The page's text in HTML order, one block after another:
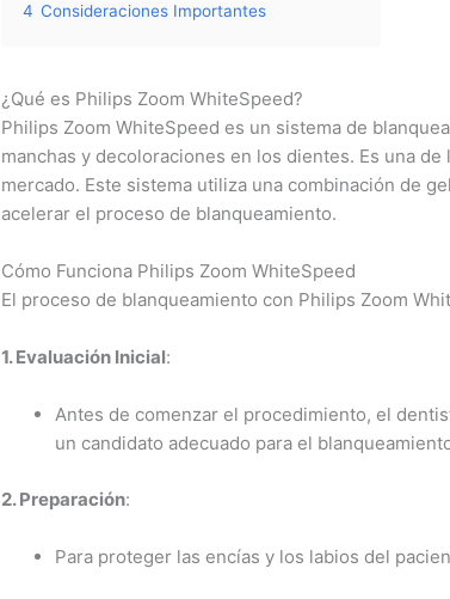
4 Consideraciones Importantes
¿Qué es Philips Zoom WhiteSpeed?
Philips Zoom WhiteSpeed es un sistema de
manchas y decoloraciones en los dientes. Es una
mercado. Este sistema utiliza una combinación de
acelerar el proceso de blanqueamiento.
Cómo Funciona Philips Zoom WhiteSpeed
El proceso de blanqueamiento con Philips Zoom
1. Evaluación Inicial:
Antes de comenzar el procedimiento, el
un candidato adecuado para el
2. Preparación:
Para proteger las encías y los labios del